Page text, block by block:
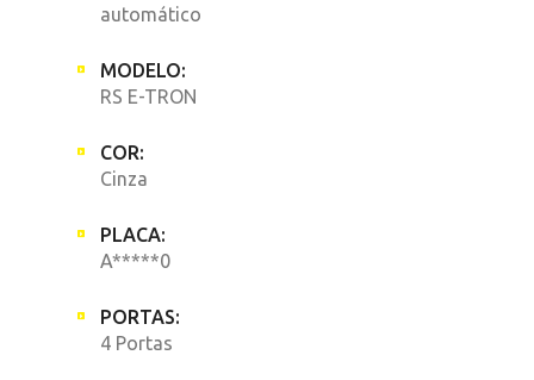
automático
MODELO:
RS E-TRON
COR:
Cinza
PLACA:
A*****0
PORTAS:
4 Portas